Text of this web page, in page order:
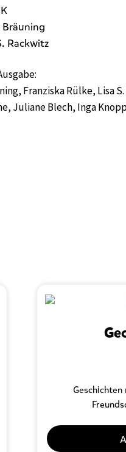
Rackwitz
Franziska Rülke, Lisa
Juliane Blech, Inga